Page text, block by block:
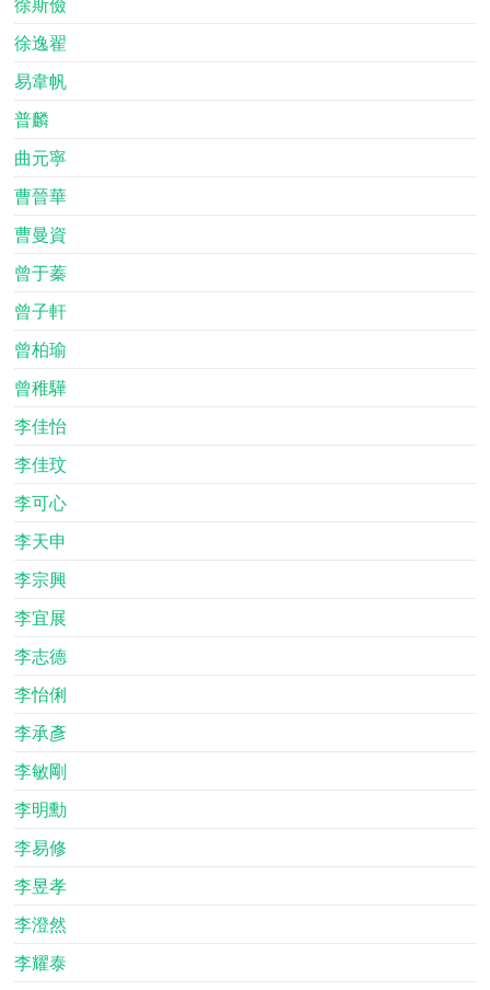
徐逸翟
易韋帆
普麟
曲元寧
曹晉華
曹曼資
曾于蓁
曾子軒
曾柏瑜
曾稚驊
李佳怡
李佳玟
李可心
李天申
李宗興
李宜展
李志德
李怡俐
李承彥
李敏剛
李明勳
李易修
李昱孝
李澄然
李耀泰